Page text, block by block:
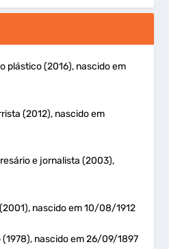
plástico (2016), nascido em
(2012), nascido em
e jornalista (2003),
nascido em 10/08/1912
(1978), nascido em 26/09/1897